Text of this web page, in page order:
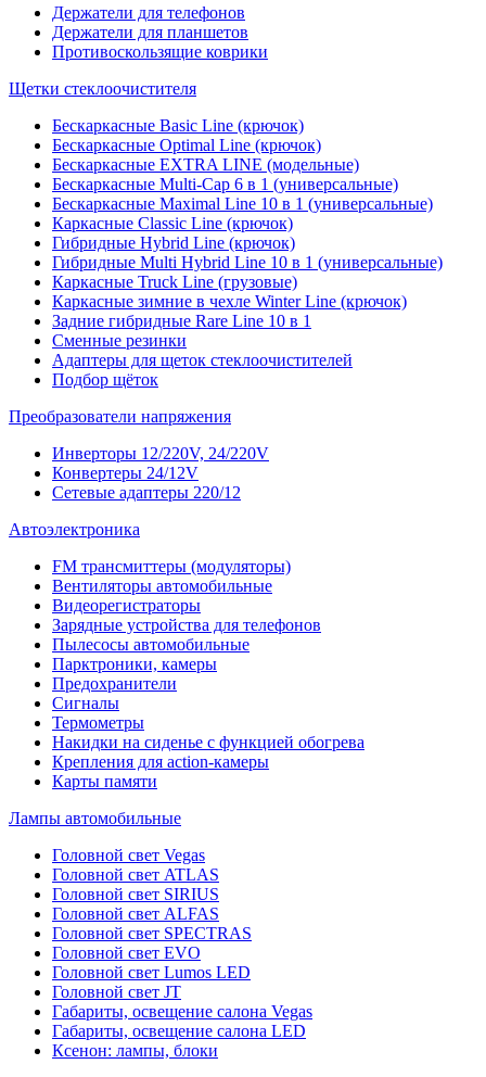
Держатели для телефонов
Держатели для планшетов
Противоскользящие коврики
Щетки стеклоочистителя
Бескаркасные Basic Line (крючок)
Бескаркасные Optimal Line (крючок)
Бескаркасные EXTRA LINE (модельные)
Бескаркасные Multi-Cap 6 в 1 (универсальные)
Бескаркасные Maximal Line 10 в 1 (универсальные)
Каркасные Classic Line (крючок)
Гибридные Hybrid Line (крючок)
Гибридные Multi Hybrid Line 10 в 1 (универсальные)
Каркасные Truck Line (грузовые)
Каркасные зимние в чехле Winter Line (крючок)
Задние гибридные Rare Line 10 в 1
Сменные резинки
Адаптеры для щеток стеклоочистителей
Подбор щёток
Преобразователи напряжения
Инверторы 12/220V, 24/220V
Конвертеры 24/12V
Сетевые адаптеры 220/12
Автоэлектроника
FM трансмиттеры (модуляторы)
Вентиляторы автомобильные
Видеорегистраторы
Зарядные устройства для телефонов
Пылесосы автомобильные
Парктроники, камеры
Предохранители
Сигналы
Термометры
Накидки на сиденье с функцией обогрева
Крепления для action-камеры
Карты памяти
Лампы автомобильные
Головной свет Vegas
Головной свет ATLAS
Головной свет SIRIUS
Головной свет ALFAS
Головной свет SPECTRAS
Головной свет EVO
Головной свет Lumos LED
Головной свет JT
Габариты, освещение салона Vegas
Габариты, освещение салона LED
Ксенон: лампы, блоки